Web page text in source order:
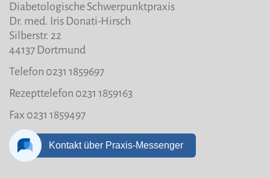
Diabetologische Schwerpunktpraxis
Dr. med. Iris Donati-Hirsch
Silberstr. 22
44137 Dortmund
Telefon 0231 1859697
Rezepttelefon 0231 1859163
Fax 0231 1859497